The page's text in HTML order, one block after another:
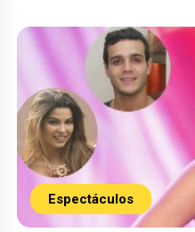
Espectáculos